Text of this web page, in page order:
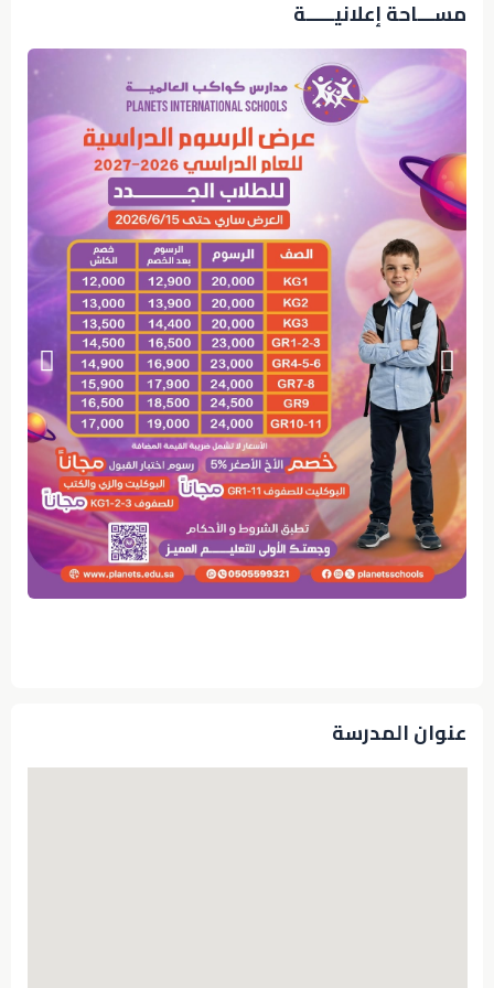
مســـاحة إعلانيـــــة
عنوان المدرسة